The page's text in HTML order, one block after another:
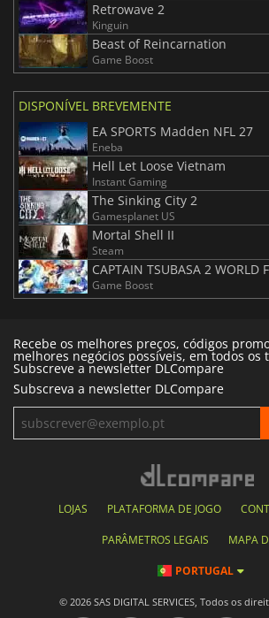
Retrowave 2
Kinguin
Beast of Reincarnation
Game Boost
DISPONÍVEL BREVEMENTE
EA SPORTS Madden NFL 27
Eneba
Hell Let Loose Vietnam
Instant Gaming
The Sinking City 2
Gamesplanet US
Mortal Shell II
Steam
CAPTAIN TSUBASA 2 WORLD
Game Boost
Recebe os melhores preços, códigos
melhores negócios possíveis, em todos os
Subscreve a newsletter DLCompare
Subscreva a newsletter DLCompare
LOJAS PLATAFORMA DE JOGO
PARÂMETROS LEGAIS MAPA
PORTUGAL
© 2026 SAS DIGITAL SERVICES, Todos os